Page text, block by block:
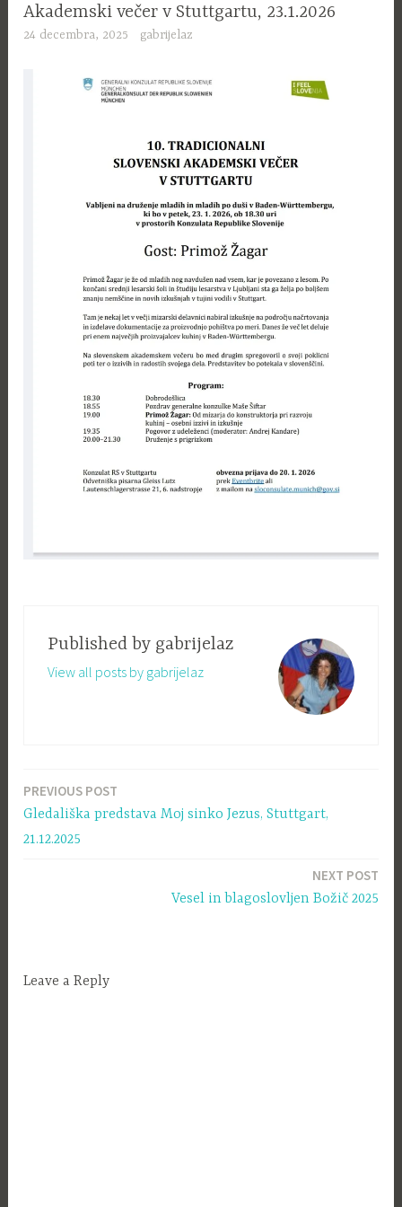
Akademski večer v Stuttgartu, 23.1.2026
24 decembra, 2025 gabrijelaz
Published by gabrijelaz
View all posts by gabrijelaz
Navigacija
prispevka
PREVIOUS POST
Gledališka predstava Moj sinko Jezus, Stuttgart,
21.12.2025
NEXT POST
Vesel in blagoslovljen Božič 2025
Leave a Reply